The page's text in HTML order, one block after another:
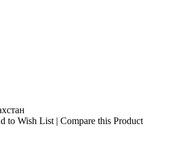
to Wish List | Compare this Product